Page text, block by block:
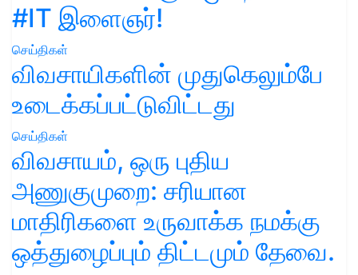
#IT இளைஞர்!
செய்திகள்
விவசாயிகளின் முதுகெலும்பே
உடைக்கப்பட்டுவிட்டது
செய்திகள்
விவசாயம், ஒரு புதிய
அணுகுமுறை: சரியான
மாதிரிகளை உருவாக்க நமக்கு
ஒத்துழைப்பும் திட்டமும் தேவை.